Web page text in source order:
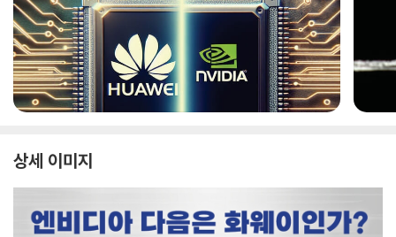
상세 이미지